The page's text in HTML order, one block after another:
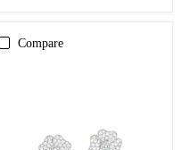
Compare